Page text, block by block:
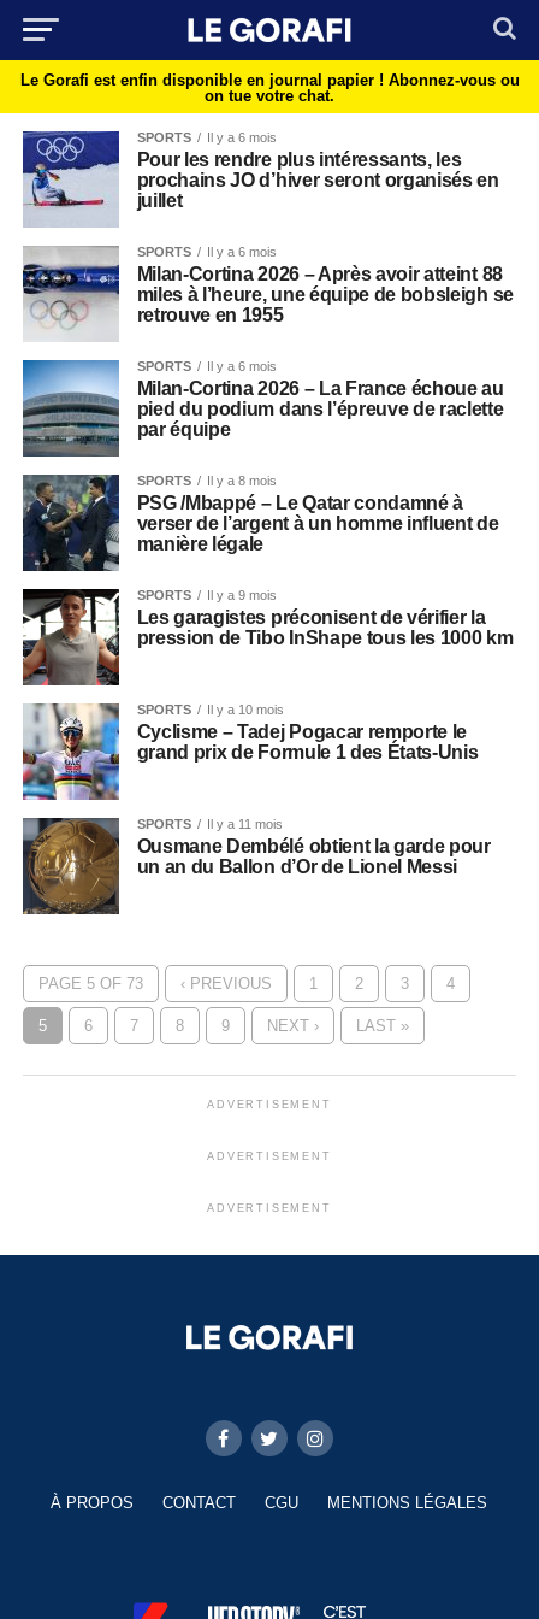
Le Gorafi est enfin disponible en journal papier ! Abonnez-vous ou
on tue votre chat.
SPORTS Il y a 6 mois
Pour les rendre plus intéressants, les
prochains JO d’hiver seront organisés en
juillet
SPORTS Il y a 6 mois
Milan-Cortina 2026 – Après avoir atteint 88
miles à l’heure, une équipe de bobsleigh se
retrouve en 1955
SPORTS Il y a 6 mois
Milan-Cortina 2026 – La France échoue au
pied du podium dans l’épreuve de raclette
par équipe
SPORTS Il y a 8 mois
PSG /Mbappé – Le Qatar condamné à
verser de l’argent à un homme influent de
manière légale
SPORTS Il y a 9 mois
Les garagistes préconisent de vérifier la
pression de Tibo InShape tous les 1000 km
SPORTS Il y a 10 mois
Cyclisme – Tadej Pogacar remporte le
grand prix de Formule 1 des États-Unis
SPORTS Il y a 11 mois
Ousmane Dembélé obtient la garde pour
un an du Ballon d’Or de Lionel Messi
PAGE 5 OF 73 ‹ PREVIOUS 1 2 3 4
5 6 7 8 9 NEXT › LAST »
ADVERTISEMENT
ADVERTISEMENT
ADVERTISEMENT
À PROPOS CONTACT CGU MENTIONS LÉGALES